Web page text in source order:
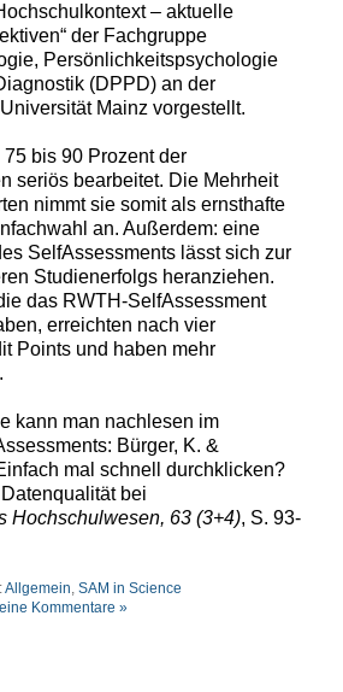
– aktuelle
der Fachgruppe
Persönlichkeitspsychologie
(DPPD) an der
Mainz vorgestellt.
bis 90 Prozent der
seriös bearbeitet. Die Mehrheit
nimmt sie somit als ernsthafte
an. Außerdem: eine
SelfAssessments lässt sich zur
Studienerfolgs heranziehen.
das RWTH-SelfAssessment
erreichten nach vier
Points und haben mehr
kann man nachlesen im
Bürger, K. &
mal schnell durchklicken?
bei
Hochschulwesen, 63 (3+4), S. 93-
Allgemein,SAM in Science
Kommentare »